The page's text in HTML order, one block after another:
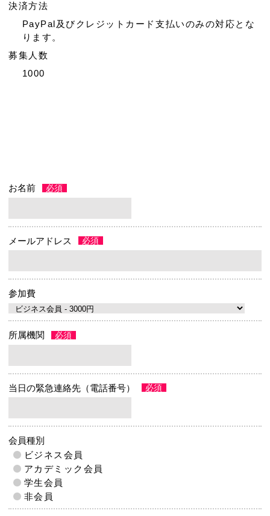
決済方法
PayPal及びクレジットカード支払いのみの対応とな
ります。
募集人数
1000
お名前
メールアドレス
参加費
所属機関
当⽇の緊急連絡先（電話番号）
会員種別
ビジネス会員
アカデミック会員
学生会員
非会員